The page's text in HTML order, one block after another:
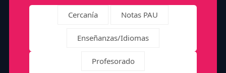
Cercanía Notas PAU
Enseñanzas/Idiomas
Profesorado